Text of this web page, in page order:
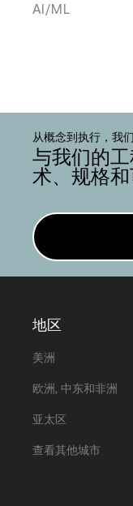
AI/ML
从概念到执行，我
与我们的
术、规格和
地区
美洲
欧洲, 中东和非洲
亚太区
查看其他城市